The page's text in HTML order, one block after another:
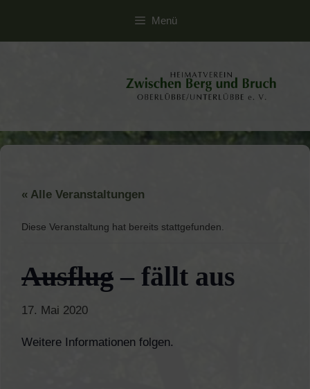
Menü
« Alle Veranstaltungen
Diese Veranstaltung hat bereits stattgefunden.
Ausflug – fällt aus
17. Mai 2020
Weitere Informationen folgen.